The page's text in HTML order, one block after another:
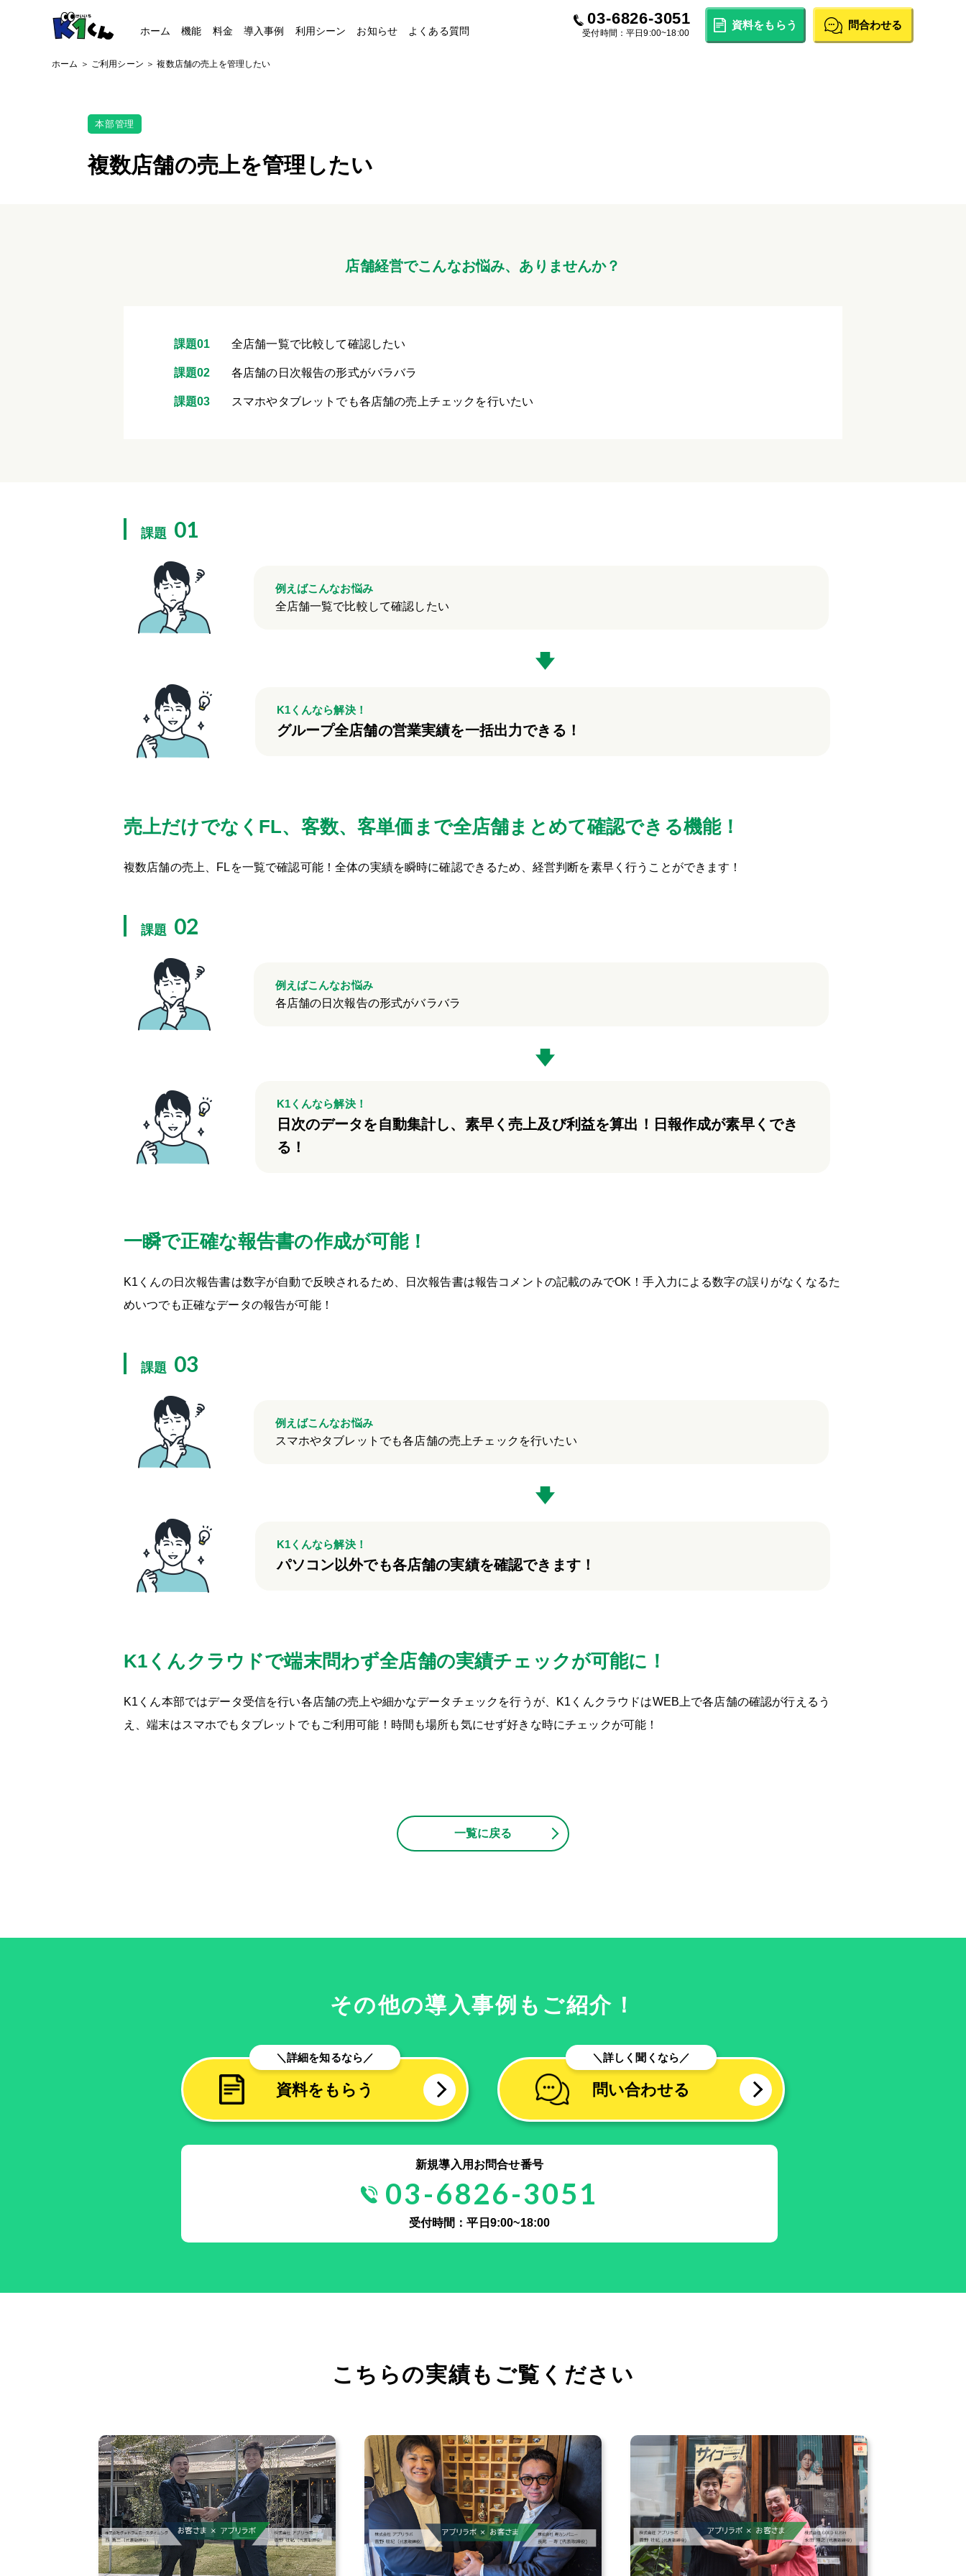
ホーム 機能 料金 導入事例 利用シーン お知らせ よくある質問
03-6826-3051
受付時間：平日9:00~18:00
資料をもらう 問合わせる
ホーム ＞ ご利用シーン ＞複数店舗の売上を管理したい
本部管理
複数店舗の売上を管理したい
店舗経営でこんなお悩み、ありませんか？
課題01 全店舗一覧で比較して確認したい
課題02 各店舗の日次報告の形式がバラバラ
課題03 スマホやタブレットでも各店舗の売上チェックを行いたい
課題 01
例えばこんなお悩み
全店舗一覧で比較して確認したい
K1くんなら解決！
グループ全店舗の営業実績を一括出力できる！
売上だけでなくFL、客数、客単価まで全店舗まとめて確認できる機能！
複数店舗の売上、FLを一覧で確認可能！全体の実績を瞬時に確認できるため、経営判断を素早く行うことができます！
課題 02
例えばこんなお悩み
各店舗の日次報告の形式がバラバラ
K1くんなら解決！
日次のデータを自動集計し、素早く売上及び利益を算出！日報作成が素早くでき
る！
一瞬で正確な報告書の作成が可能！
K1くんの日次報告書は数字が自動で反映されるため、日次報告書は報告コメントの記載のみでOK！手入力による数字の誤りがなくなるた
めいつでも正確なデータの報告が可能！
課題 03
例えばこんなお悩み
スマホやタブレットでも各店舗の売上チェックを行いたい
K1くんなら解決！
パソコン以外でも各店舗の実績を確認できます！
K1くんクラウドで端末問わず全店舗の実績チェックが可能に！
K1くん本部ではデータ受信を行い各店舗の売上や細かなデータチェックを行うが、K1くんクラウドはWEB上で各店舗の確認が行えるう
え、端末はスマホでもタブレットでもご利用可能！時間も場所も気にせず好きな時にチェックが可能！
一覧に戻る
その他の導入事例もご紹介！
＼詳細を知るなら／
資料をもらう
＼詳しく聞くなら／
問い合わせる
新規導入用お問合せ番号
03-6826-3051
受付時間：平日9:00~18:00
こちらの実績もご覧ください